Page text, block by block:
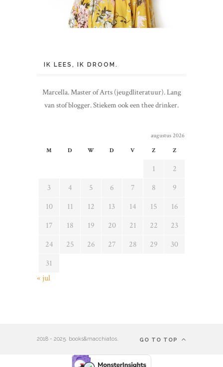
IK LEES, IK DROOM.
Marcella. Master of Arts (jeugdliteratuur). Lang
van stof blogger. Stiekem ook een thee drinker.
augustus 2026
M
D W D V Z Z
1
2
3
4 5 6 7 8
9
10
11 12 13 14 15
16
17
18 19 20 21 22
23
24
25 26 27 28 29
30
31
« jul
2018 - 2025. books&macchiatos. GO TO TOP